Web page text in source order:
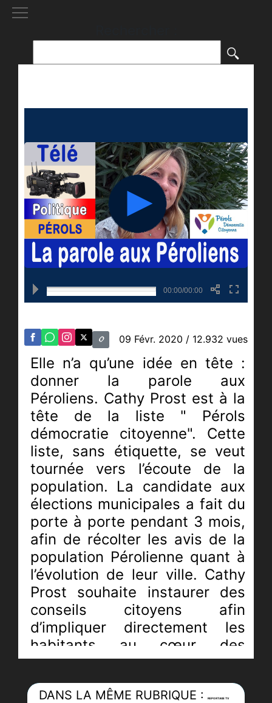
00:00/00:00
09 Févr. 2020 / 12.932 vues
Elle n’a qu’une idée en tête :
donner la parole aux
Péroliens. Cathy Prost est à la
tête de la liste " Pérols
démocratie citoyenne". Cette
liste, sans étiquette, se veut
tournée vers l’écoute de la
population. La candidate aux
élections municipales a fait du
porte à porte pendant 3 mois,
afin de récolter les avis de la
population Pérolienne quant à
l’évolution de leur ville. Cathy
Prost souhaite instaurer des
conseils citoyens afin
d’impliquer directement les
habitants au cœur des
décisions prises par la
municipalité.
DANS LA MÊME RUBRIQUE :REPORTAGE TV